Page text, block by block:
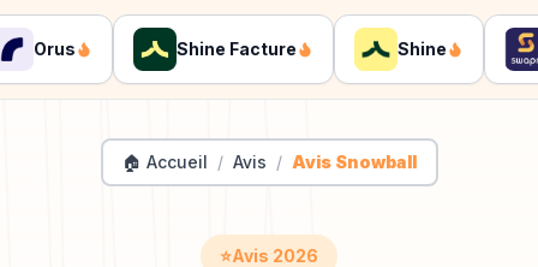
Orus Shine Facture Shine
🏠 Accueil / Avis / Avis Snowball
⭐Avis 2026